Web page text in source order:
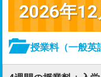
2026年
授業料（一般英